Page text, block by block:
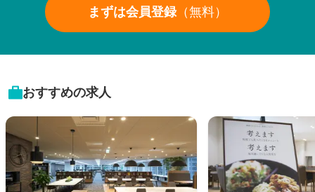
まずは会員登録（無料）
おすすめの求人